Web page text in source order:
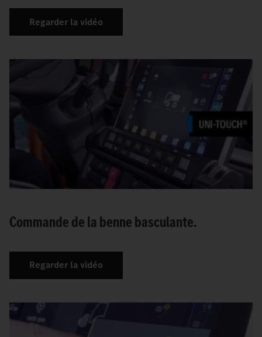
Regarder la vidéo
Commande de la benne basculante.
Regarder la vidéo